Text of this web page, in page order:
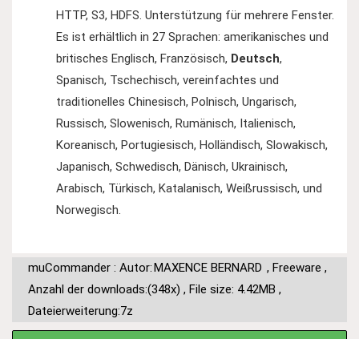
HTTP, S3, HDFS. Unterstützung für mehrere Fenster.
Es ist erhältlich in 27 Sprachen: amerikanisches und
britisches Englisch, Französisch, Deutsch,
Spanisch, Tschechisch, vereinfachtes und
traditionelles Chinesisch, Polnisch, Ungarisch,
Russisch, Slowenisch, Rumänisch, Italienisch,
Koreanisch, Portugiesisch, Holländisch, Slowakisch,
Japanisch, Schwedisch, Dänisch, Ukrainisch,
Arabisch, Türkisch, Katalanisch, Weißrussisch, und
Norwegisch.
muCommander : Autor:MAXENCE BERNARD , Freeware ,
Anzahl der downloads:(348x) , File size: 4.42MB ,
Dateierweiterung:7z